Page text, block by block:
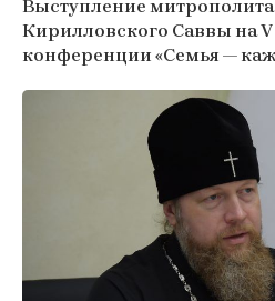
Выступление митрополита
Кирилловского Саввы на
конференции «Семья —